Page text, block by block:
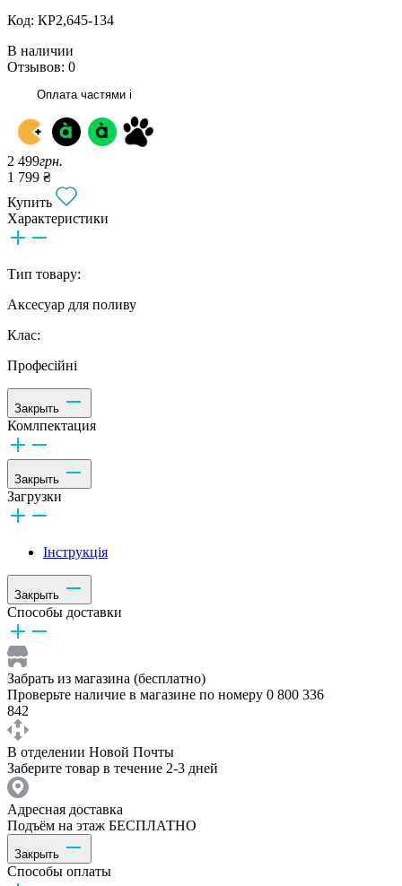
Код: КР2,645-134
В наличии
Отзывов: 0
Оплата частями i
2 499грн.
1 799 ₴
Купить
Характеристики
Тип товару:
Аксесуар для поливу
Клас:
Професійні
Закрыть
Комлпектация
Закрыть
Загрузки
Інструкція
Закрыть
Способы доставки
Забрать из магазина (бесплатно)
Проверьте наличие в магазине по номеру 0 800 336
842
В отделении Новой Почты
Заберите товар в течение 2-3 дней
Адресная доставка
Подъём на этаж БЕСПЛАТНО
Закрыть
Способы оплаты